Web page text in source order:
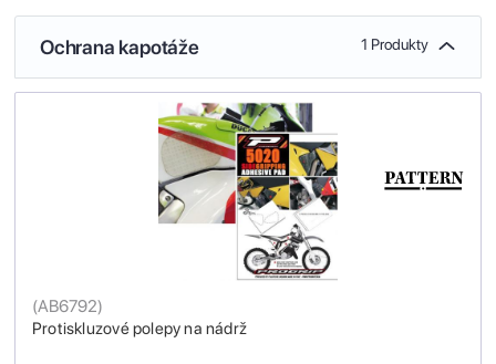
Ochrana kapotáže 1 Produkty
Protiskluzové polepy na nádrž
(AB6792)